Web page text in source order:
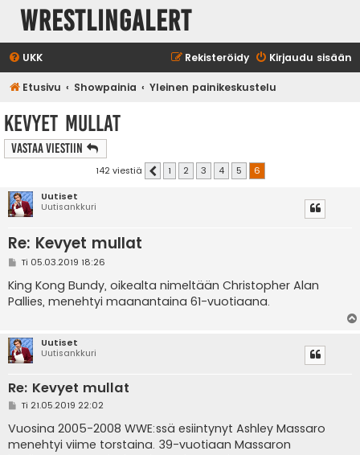
WrestlingAlert
UKK Kirjaudu sisään
Rekisteröidy
Etusivu Showpainia Yleinen painikeskustelu
Kevyet mullat
Vastaa Viestiin
142 viestiä Edellinen
1 2 3 4 5
6
Uutiset
Uutisankkuri
Re: Kevyet mullat
V
e
s
t
Ti 05.03.2019 18:26
King Kong Bundy, oikealta nimeltään Christopher Alan
Pallies, menehtyi maanantaina 61-vuotiaana.
Uutiset
Uutisankkuri
Re: Kevyet mullat
V
e
s
t
Ti 21.05.2019 22:02
Vuosina 2005-2008 WWE:ssä esiintynyt Ashley Massaro
menehtyi viime torstaina. 39-vuotiaan Massaron